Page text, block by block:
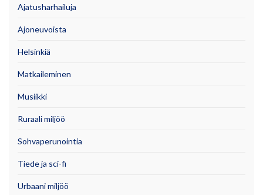
Ajatusharhailuja
Ajoneuvoista
Helsinkiä
Matkaileminen
Musiikki
Ruraali miljöö
Sohvaperunointia
Tiede ja sci-fi
Urbaani miljöö